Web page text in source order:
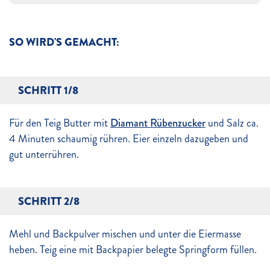
SO WIRD'S GEMACHT:
SCHRITT 1/8
Für den Teig Butter mitDiamant Rübenzuckerund Salz ca.
4 Minuten schaumig rühren. Eier einzeln dazugeben und
gut unterrühren.
SCHRITT 2/8
Mehl und Backpulver mischen und unter die Eiermasse
heben. Teig eine mit Backpapier belegte Springform füllen.